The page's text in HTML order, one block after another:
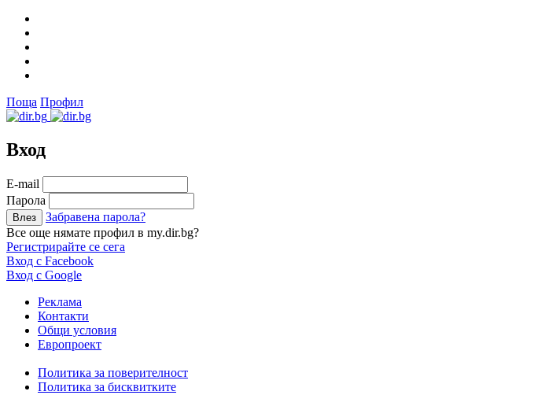
Поща Профил
Вход
Е-mail
Парола
Забравена парола?
Все още нямате профил в my.dir.bg?
Регистрирайте се сега
Вход с Facebook
Вход с Google
Реклама
Контакти
Общи условия
Европроект
Политика за поверителност
Политика за бисквитките